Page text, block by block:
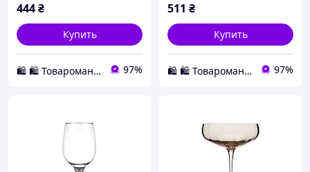
444₴
Купить
🛍️ 🛍️ Товаромания 🛍️ 🛍️ 97%
511 ₴
Купить
🛍️ 🛍️ Товаромания 🛍️ 🛍️ 97%